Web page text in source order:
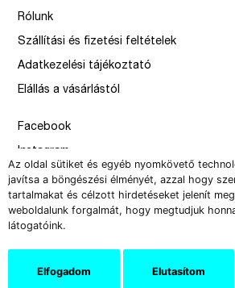
Az oldal sütiket és egyéb nyomkövető
javítsa a böngészési élményét, azzal hogy
tartalmakat és célzott hirdetéseket jelenít
weboldalunk forgalmát, hogy megtudjuk
látogatóink.
Elfogadom Elutasítom
Rólunk
Szállítási és fizetési feltételek
Adatkezelési tájékoztató
Elállás a vásárlástól
Facebook
Instagram
Issue
–
design by Solymosi Mór, Sirbik Attila
webbyzolka